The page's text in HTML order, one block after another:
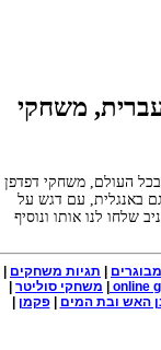
משחקי
העולם, משחקי דפדפן
באנגלית, עם דגש על
לנו אותו ונוסיף
| תגיות משחקים|
online
| משחקי סוליטר|
האש ובת המים| פקמן|